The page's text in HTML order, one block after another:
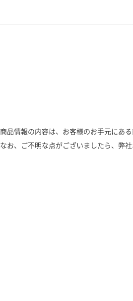
商品情報の内容は、お客様のお手元にあ
なお、ご不明な点がございましたら、弊